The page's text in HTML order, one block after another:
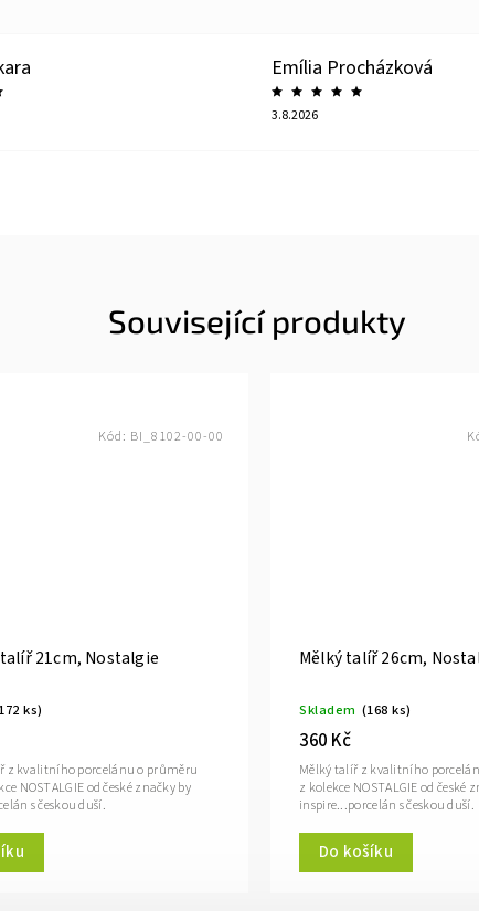
Emília Procházková
3.8.2026
Související produkty
21cm, Nostalgie
ks)
z kvalitního porcelánu o průměru
NOSTALGIE od české značky by
s českou duší.
Kód: BI_8102-00-00
Mělký talíř 26cm,
Skladem (168 ks)
360 Kč
Do košíku
Mělký talíř z kvalitního
z kolekce NOSTALGIE od české
inspire...porcelán s českou duší.